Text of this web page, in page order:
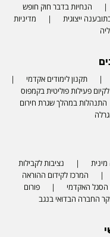
הנחיות בדבר חוק חופש
ייצוגית
מדיניות
תקנון לימודים אקדמי
פעילות פוליטית בקמפוס
התנהלות במהלך שגרת חירום
נציבות לקבילות
המרכז לקידום ההוראה
הסגל האקדמי
פורום
החברה הבדואי בנגב